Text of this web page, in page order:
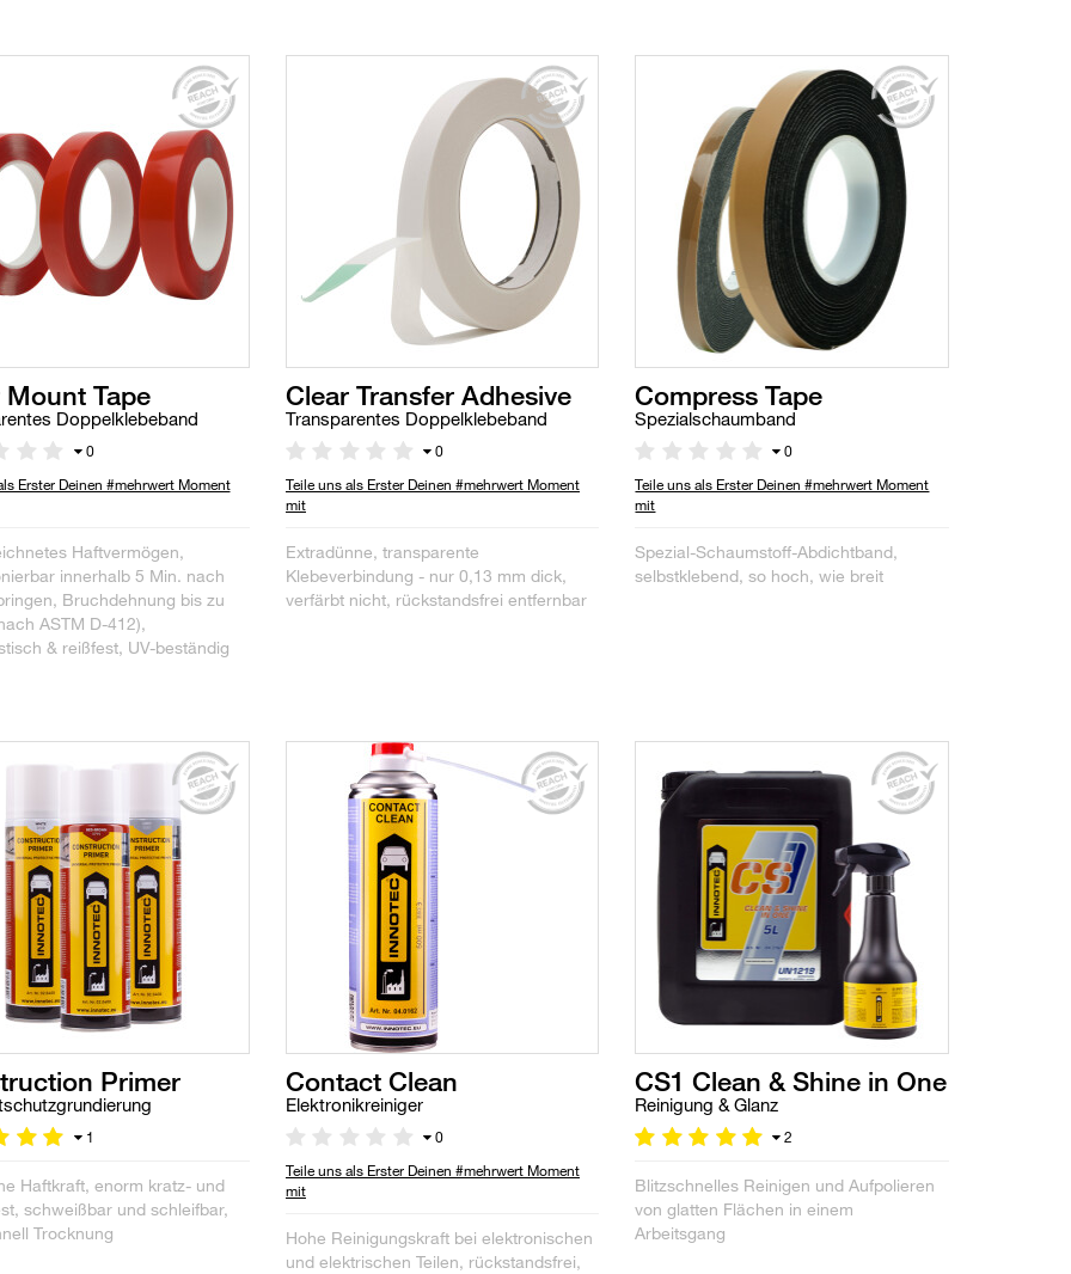
Mount Tape
Doppelklebeband
0
Erster Deinen #mehrwert Moment
Haftvermögen,
innerhalb 5 Min. nach
Bruchdehnung bis zu
ASTM D-412),
& reißfest, UV-beständig
Clear Transfer Adhesive
Transparentes Doppelklebeband
0
Teile uns als Erster Deinen #mehrwert Moment
mit
Extradünne, transparente
Klebeverbindung - nur 0,13 mm dick,
verfärbt nicht, rückstandsfrei entfernbar
Compress Tape
Spezialschaumband
0
Teile uns als Erster Deinen #mehrwert Moment
mit
Spezial-Schaumstoff-Abdichtband,
selbstklebend, so hoch, wie breit
Primer
1
Haftkraft, enorm kratz- und
schweißbar und schleifbar,
Trocknung
Contact Clean
Elektronikreiniger
0
Teile uns als Erster Deinen #mehrwert Moment
mit
Hohe Reinigungskraft bei elektronischen
und elektrischen Teilen, rückstandsfrei,
CS1 Clean & Shine in One
Reinigung & Glanz
2
Blitzschnelles Reinigen und Aufpolieren
von glatten Flächen in einem
Arbeitsgang